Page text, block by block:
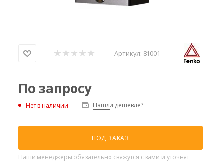
Артикул: 81001
По запросу
Нет в наличии Нашли дешевле?
ПОД ЗАКАЗ
Наши менеджеры обязательно свяжутся с вами и уточнят